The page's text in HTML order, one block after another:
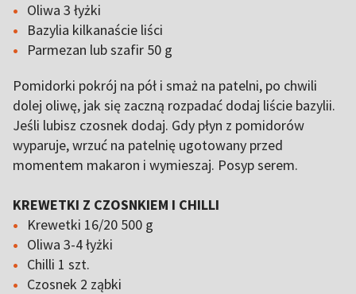
Oliwa 3 łyżki
Bazylia kilkanaście liści
Parmezan lub szafir 50 g
Pomidorki pokrój na pół i smaż na patelni, po chwili
dolej oliwę, jak się zaczną rozpadać dodaj liście bazylii.
Jeśli lubisz czosnek dodaj. Gdy płyn z pomidorów
wyparuje, wrzuć na patelnię ugotowany przed
momentem makaron i wymieszaj. Posyp serem.
KREWETKI Z CZOSNKIEM I CHILLI
Krewetki 16/20 500 g
Oliwa 3-4 łyżki
Chilli 1 szt.
Czosnek 2 ząbki